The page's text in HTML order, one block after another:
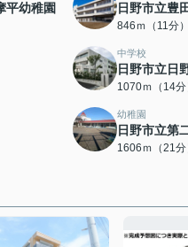
平幼稚園 日野市立豊
846ｍ（11分）
中学校
日野市立日
1070ｍ（14分
幼稚園
日野市立第
1606ｍ（21分